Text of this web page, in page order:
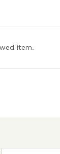
item.